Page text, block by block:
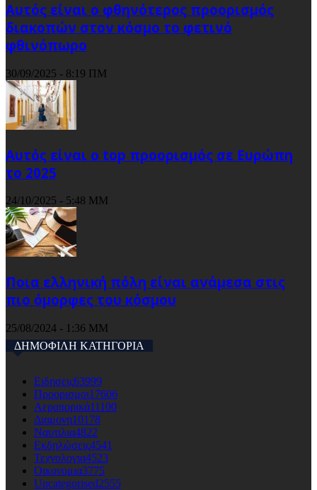
Αυτός είναι ο φθηνότερος προορισμός
διακοπών στον κόσμο το φετινό
φθινόπωρο
30/09/2025 - 8:19 ΠΜ
Αυτός είναι ο top προορισμός σε Ευρώπη
το 2025
24/10/2025 - 5:48 ΜΜ
Ποια ελληνική πόλη είναι ανάμεσα στις
πιο όμορφες του κόσμου
25/08/2024 - 1:36 ΜΜ
ΔΗΜΟΦΙΛΗ ΚΑΤΗΓΟΡΙΑ
Ειδησεις63999
Προορισμοι17606
Αεροπορικά11100
Διαμονη10178
Ναυτιλια4822
Εκδηλώσεις4541
Τεχνολογια4523
Οικονομια3775
Uncategorised2555